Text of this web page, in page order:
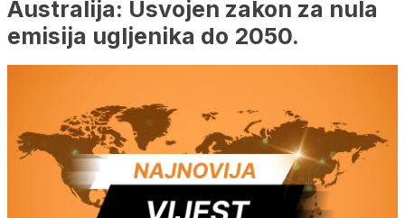
Australija: Usvojen zakon za nula
emisija ugljenika do 2050.